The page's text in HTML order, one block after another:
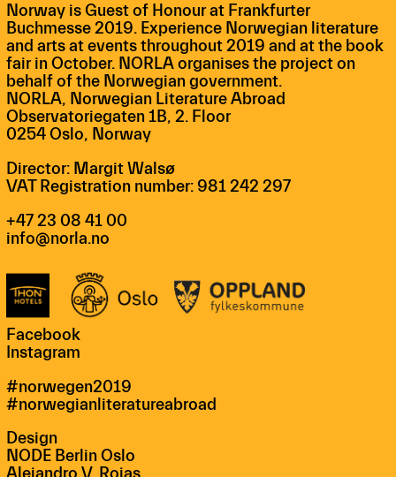
Norway is Guest of Honour at Frankfurter
Buchmesse 2019. Experience Norwegian literature
and arts at events throughout 2019 and at the book
fair in October. NORLA organises the project on
behalf of the Norwegian government.
NORLA, Norwegian Literature Abroad
Observatoriegaten 1B, 2. Floor
0254 Oslo, Norway
Director: Margit Walsø
VAT Registration number: 981 242 297
+47 23 08 41 00
info@norla.no
Facebook
Instagram
#norwegen2019
#norwegianliteratureabroad
Design
NODE Berlin Oslo